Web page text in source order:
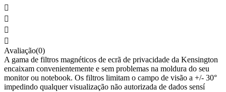




Avaliação(0)
A gama de filtros magnéticos de ecrã de privacidade da Kensington
encaixam convenientemente e sem problemas na moldura do seu
monitor ou notebook. Os filtros limitam o campo de visão a +/- 30°
impedindo qualquer visualização não autorizada de dados sensí